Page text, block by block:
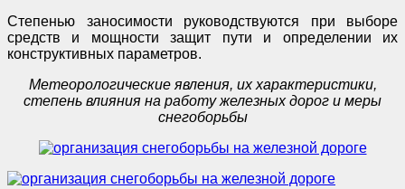
Степенью заносимости руководствуются при выборе
средств и мощности защит пути и определении их
конструктивных параметров.
Метеорологические явления, их характеристики,
степень влияния на работу железных дорог и меры
снегоборьбы